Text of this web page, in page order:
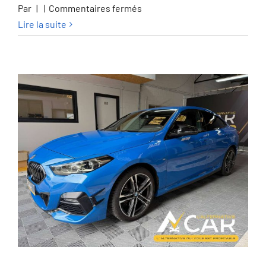
Par | | Commentaires fermés
Benz
200
GLB
200
d
Business
Line
–
GARANTIE
12M
Lire la suite